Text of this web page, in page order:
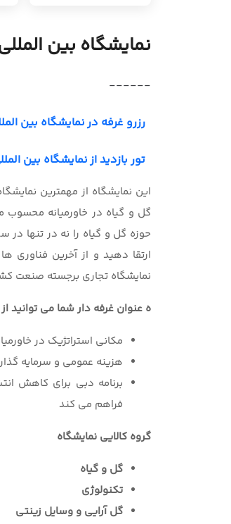
نمایشگاه بین
------
رزرو غرفه در نمایشگاه بین
تور بازدید از نمایشگاه بین
این نمایشگاه از مهمترین
گل و گیاه در خاورمیانه محسوب
حوزه گل و گیاه را نه در تنها
ارتقا دهید و از آخرین فناوری
نمایشگاه تجاری برجسته صنعت
ه عنوان غرفه دار شما می توانید
مکانی استراتژیک در
هزینه عمومی و سرمایه گذاری خصوصی
برنامه دبی برای کاهش
فراهم می کند
گروه کالایی نمایشگاه
گل و گیاه
تکنولوژی
گل آرایی و وسایل زینتی